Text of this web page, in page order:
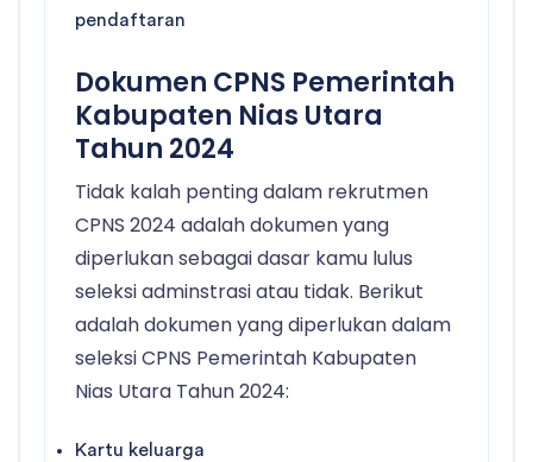
pendaftaran
Dokumen CPNS Pemerintah
Kabupaten Nias Utara
Tahun 2024
Tidak kalah penting dalam rekrutmen
CPNS 2024 adalah dokumen yang
diperlukan sebagai dasar kamu lulus
seleksi adminstrasi atau tidak. Berikut
adalah dokumen yang diperlukan dalam
seleksi CPNS Pemerintah Kabupaten
Nias Utara Tahun 2024:
Kartu keluarga